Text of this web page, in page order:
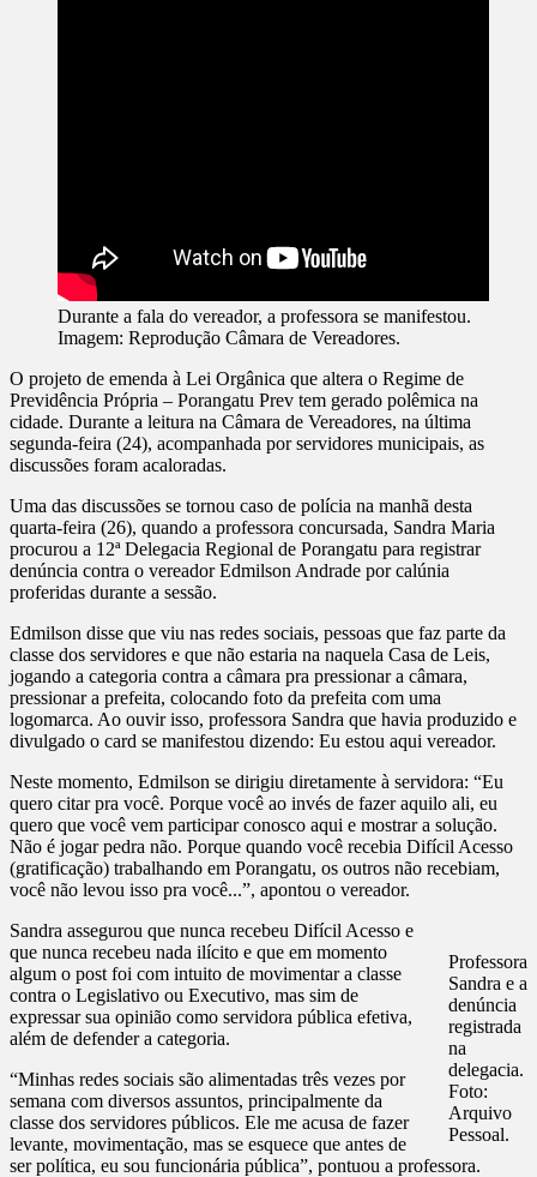
Durante a fala do vereador, a professora se manifestou.
Imagem: Reprodução Câmara de Vereadores.
O projeto de emenda à Lei Orgânica que altera o Regime de
Previdência Própria – Porangatu Prev tem gerado polêmica na
cidade. Durante a leitura na Câmara de Vereadores, na última
segunda-feira (24), acompanhada por servidores municipais, as
discussões foram acaloradas.
Uma das discussões se tornou caso de polícia na manhã desta
quarta-feira (26), quando a professora concursada, Sandra Maria
procurou a 12ª Delegacia Regional de Porangatu para registrar
denúncia contra o vereador Edmilson Andrade por calúnia
proferidas durante a sessão.
Edmilson disse que viu nas redes sociais, pessoas que faz parte da
classe dos servidores e que não estaria na naquela Casa de Leis,
jogando a categoria contra a câmara pra pressionar a câmara,
pressionar a prefeita, colocando foto da prefeita com uma
logomarca. Ao ouvir isso, professora Sandra que havia produzido e
divulgado o card se manifestou dizendo: Eu estou aqui vereador.
Neste momento, Edmilson se dirigiu diretamente à servidora: “Eu
quero citar pra você. Porque você ao invés de fazer aquilo ali, eu
quero que você vem participar conosco aqui e mostrar a solução.
Não é jogar pedra não. Porque quando você recebia Difícil Acesso
(gratificação) trabalhando em Porangatu, os outros não recebiam,
você não levou isso pra você...”, apontou o vereador.
Professora
Sandra e a
denúncia
registrada
na
delegacia.
Foto:
Arquivo
Pessoal.
Sandra assegurou que nunca recebeu Difícil Acesso e
que nunca recebeu nada ilícito e que em momento
algum o post foi com intuito de movimentar a classe
contra o Legislativo ou Executivo, mas sim de
expressar sua opinião como servidora pública efetiva,
além de defender a categoria.
“Minhas redes sociais são alimentadas três vezes por
semana com diversos assuntos, principalmente da
classe dos servidores públicos. Ele me acusa de fazer
levante, movimentação, mas se esquece que antes de
ser política, eu sou funcionária pública”, pontuou a professora.